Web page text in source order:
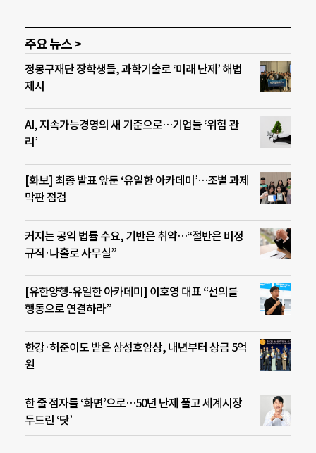
주요 뉴스 >
정몽구재단 장학생들, 과학기술로 ‘미래 난제’ 해법
제시
AI, 지속가능경영의 새 기준으로…기업들 ‘위험 관
리’
[화보] 최종 발표 앞둔 ‘유일한 아카데미’…조별 과제
막판 점검
커지는 공익 법률 수요, 기반은 취약…“절반은 비정
규직·나홀로 사무실”
[유한양행-유일한 아카데미] 이호영 대표 “선의를
행동으로 연결하라”
한강·허준이도 받은 삼성호암상, 내년부터 상금 5억
원
한 줄 점자를 ‘화면’으로…50년 난제 풀고 세계시장
두드린 ‘닷’